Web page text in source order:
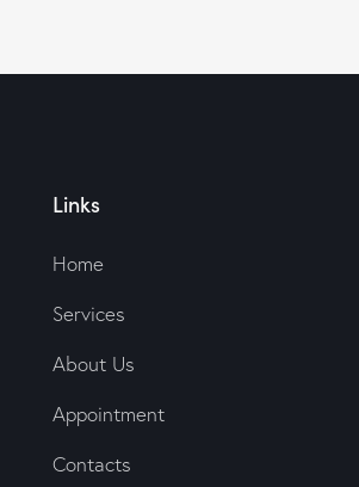
Links
Home
Services
About Us
Appointment
Contacts